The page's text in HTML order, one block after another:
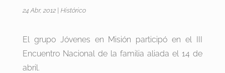
24 Abr, 2012| Histórico
El grupo Jóvenes en Misión participó en el III
Encuentro Nacional de la familia aliada el 14 de
abril.